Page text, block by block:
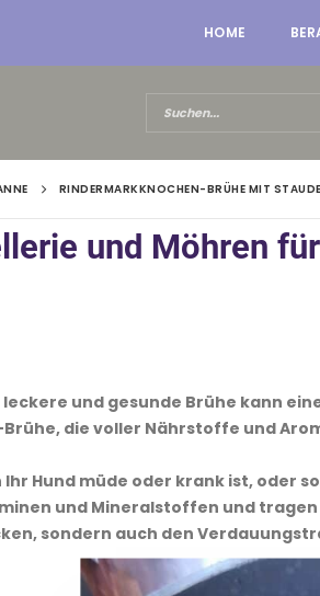
HOME
RINDERMARKKNOCHEN-BRÜHE MIT
und Möhren
und gesunde Brühe kann
die voller Nährstoffe und
Hund müde oder krank ist, oder
und Mineralstoffen und
sondern auch den